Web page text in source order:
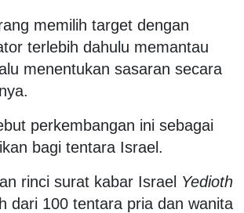
memilih target dengan
terlebih dahulu memantau
menentukan sasaran secara
perkembangan ini sebagai
bagi tentara Israel.
rinci surat kabar Israel Yedioth
dari 100 tentara pria dan wanita